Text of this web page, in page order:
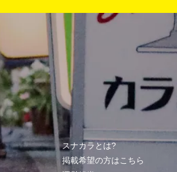
スナカラとは?
掲載希望の方はこちら